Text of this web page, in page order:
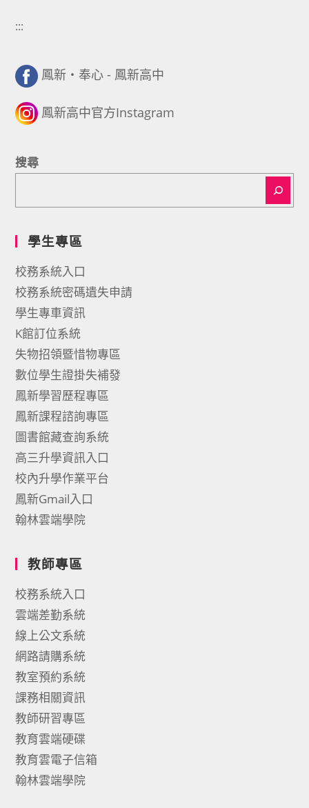
:::
鳳新・奉心 - 鳳新高中
鳳新高中官方Instagram
搜尋
學生專區
校務系統入口
校務系統密碼遺失申請
學生專車資訊
K館訂位系統
失物招領暨惜物專區
數位學生證掛失補發
鳳新學習歷程專區
鳳新課程諮詢專區
圖書館藏查詢系統
高三升學資訊入口
校內升學作業平台
鳳新Gmail入口
翰林雲端學院
教師專區
校務系統入口
雲端差勤系統
線上公文系統
網路請購系統
教室預約系統
課務相關資訊
教師研習專區
教育雲端硬碟
教育雲電子信箱
翰林雲端學院